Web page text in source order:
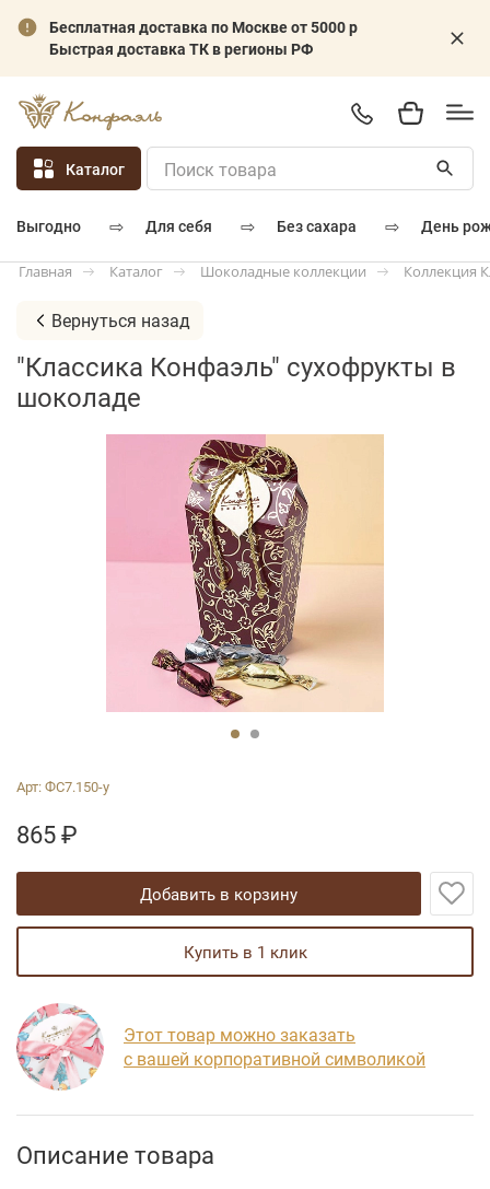
Бесплатная доставка по Москве от 5000 р
Быстрая доставка ТК в регионы РФ
Каталог
выгодно ⇨ для себя ⇨ без сахара ⇨ день
Главная Каталог Шоколадные коллекции Коллекция
Вернуться назад
"Классика Конфаэль" сухофрукты в
шоколаде
Арт:ФС7.150-у
865₽
добавить в корзину
купить в 1 клик
Этот товар можно заказать
с вашей корпоративной символикой
Описание товара